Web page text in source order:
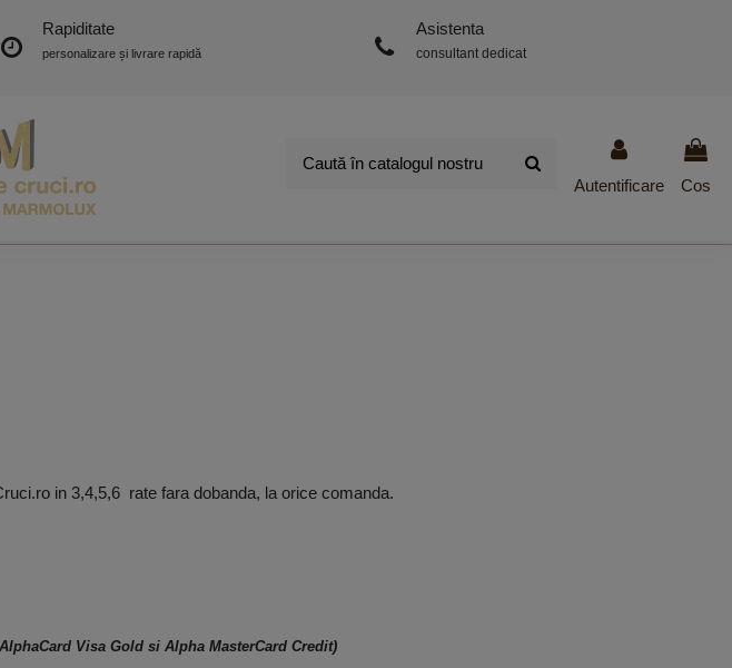
Rapiditate
personalizare și livrare rapidă
Asistenta
consultant dedicat
Autentificare
Cos
in 3,4,5,6 rate fara dobanda, la orice comanda.
Visa Gold si Alpha MasterCard Credit)